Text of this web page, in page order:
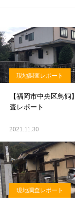
現地調査レポート
【福岡市中央区鳥飼
査レポート
2021.11.30
現地調査レポート